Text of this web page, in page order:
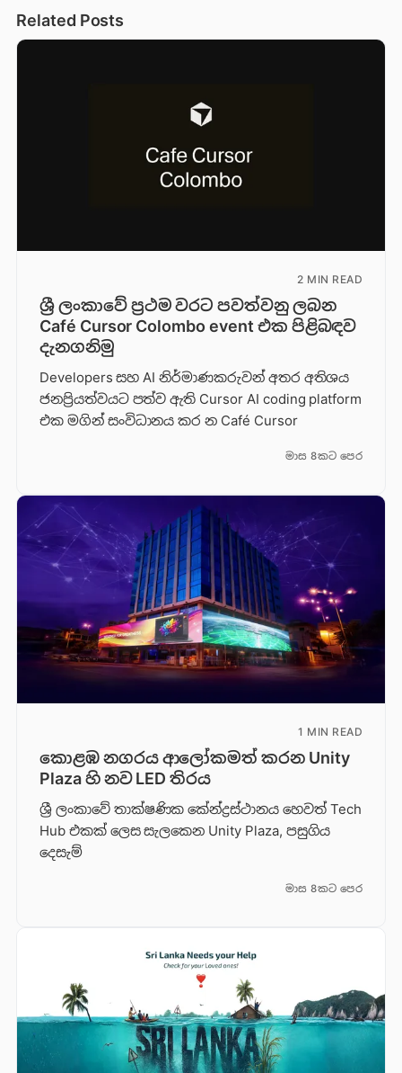
Related Posts
2 MIN READ
ශ්‍රී ලංකාවේ ප්‍රථම වරට පවත්වනු ලබන
Café Cursor Colombo event එක පිළිබඳව
දැනගනිමු
Developers සහ AI නිර්මාණකරුවන් අතර අතිශය
ජනප්‍රියත්වයට පත්ව ඇති Cursor AI coding platform
එක මගින් සංවිධානය කර න Café Cursor
මාස 8කට පෙර
1 MIN READ
කොළඹ නගරය ආලෝකමත් කරන Unity
Plaza හි නව LED තිරය
ශ්‍රී ලංකාවේ තාක්ෂණික කේන්ද්‍රස්ථානය හෙවත් Tech
Hub එකක් ලෙස සැලකෙන Unity Plaza, පසුගිය
දෙසැම්
මාස 8කට පෙර